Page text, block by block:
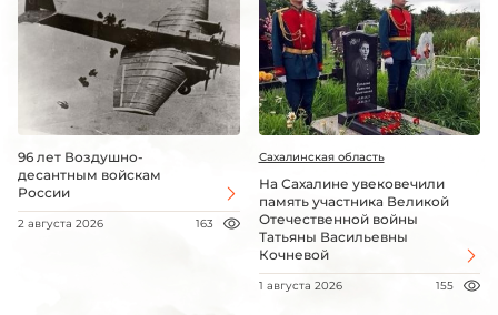
96 лет Воздушно-
десантным войскам
России
2 августа 2026 163
Сахалинская область
На Сахалине увековечили
память участника Великой
Отечественной войны
Татьяны Васильевны
Кочневой
1 августа 2026 155